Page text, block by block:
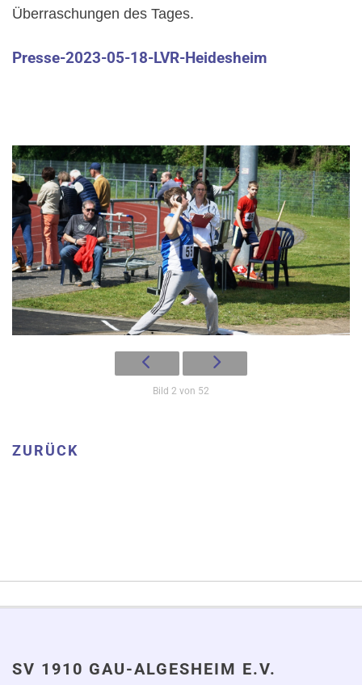
Überraschungen des Tages.
Presse-2023-05-18-LVR-Heidesheim
Bild 2 von 52
ZURÜCK
SV 1910 GAU-ALGESHEIM E.V.